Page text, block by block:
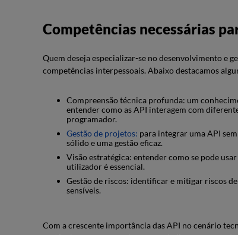
Competências necessárias
Quem deseja especializar-se no desenvolvimento e
competências interpessoais. Abaixo destacamos
Compreensão técnica profunda: um
entender como as API interagem com
programador.
Gestão de projetos: para integrar uma API
sólido e uma gestão eficaz.
Visão estratégica: entender como se pode
utilizador é essencial.
Gestão de riscos: identificar e mitigar riscos
sensíveis.
Com a crescente importância das API no cenário